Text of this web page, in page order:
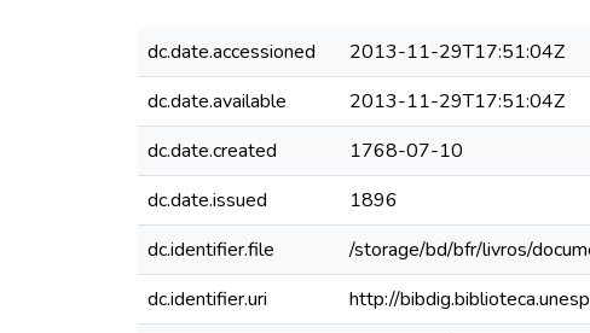
dc.date.accessioned
2013-11-29T17:51:04Z
dc.date.available
2013-11-29T17:51:04Z
dc.date.created
1768-07-10
dc.date.issued
1896
dc.identifier.file
/storage/bd/bfr/livros/
dc.identifier.uri
http://